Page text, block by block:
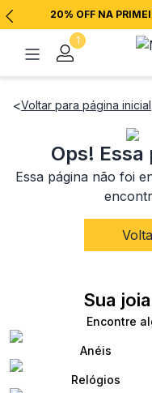
20% OFF NA
1
<Voltar para página inicial
Ops! Essa
Essa página não foi
Sua
Encontre
Anéis
Relógios